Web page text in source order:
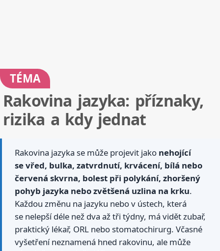
TÉMA
Rakovina jazyka: příznaky,
rizika a kdy jednat
Rakovina jazyka se může projevit jako nehojící
se vřed, bulka, zatvrdnutí, krvácení, bílá nebo
červená skvrna, bolest při polykání, zhoršený
pohyb jazyka nebo zvětšená uzlina na krku.
Každou změnu na jazyku nebo v ústech, která
se nelepší déle než dva až tři týdny, má vidět zubař,
praktický lékař, ORL nebo stomatochirurg. Včasné
vyšetření neznamená hned rakovinu, ale může